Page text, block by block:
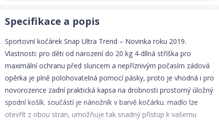
Specifikace a popis
Sportovní kočárek Snap Ultra Trend – Novinka roku 2019.
Vlastnosti: pro děti od narození do 20 kg 4-dílná stříška pro
maximální ochranu před sluncem a nepříznivým počasím zádová
opěrka je plně polohovatelná pomocí pásky, proto je vhodná i pro
novorozence zadní praktická kapsa na drobnosti prostorný úložný
spodní košík. součástí je nánožník v barvě kočárku. madlo lze
otevřít z obou stran, umožňuje tak snadný přístup k vašemu